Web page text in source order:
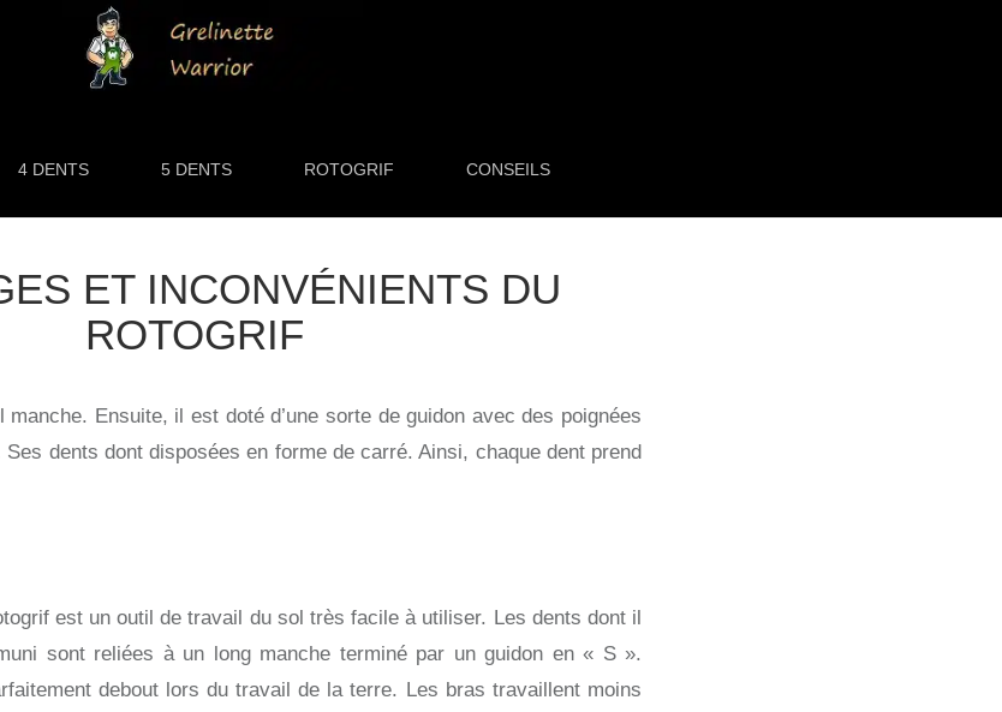
4 DENTS 5 DENTS ROTOGRIF CONSEILS
ET INCONVÉNIENTS DU
ROTOGRIF
manche. Ensuite, il est doté d’une sorte de guidon avec des poignées
dents dont disposées en forme de carré. Ainsi, chaque dent prend
est un outil de travail du sol très facile à utiliser. Les dents dont il
sont reliées à un long manche terminé par un guidon en « S ».
debout lors du travail de la terre. Les bras travaillent moins